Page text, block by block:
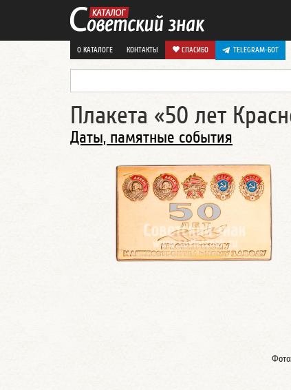
О КАТАЛОГЕ КОНТАКТЫ СПАСИБО TELEGRAM-БОТ
Плакета «50 лет
Даты, памятные события
Фото: